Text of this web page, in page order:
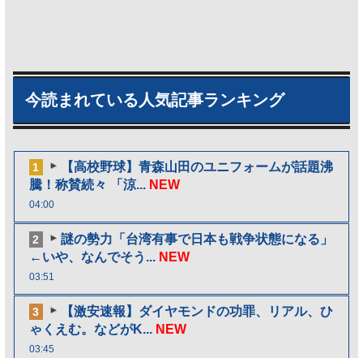
今読まれている人気記事ランキング
1
【高校野球】青森山田のユニフォームが話題沸
騰！称賛続々 「涼... NEW
04:00
2
謎の勢力「台湾有事で日本も戦争状態になる」
←いや、なんでそう... NEW
03:51
3
【激安速報】ダイヤモンドの功罪、リアル、ひ
ゃくえむ。などがK... NEW
03:45